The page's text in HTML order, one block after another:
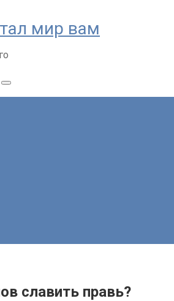
мир вам
славить правь?